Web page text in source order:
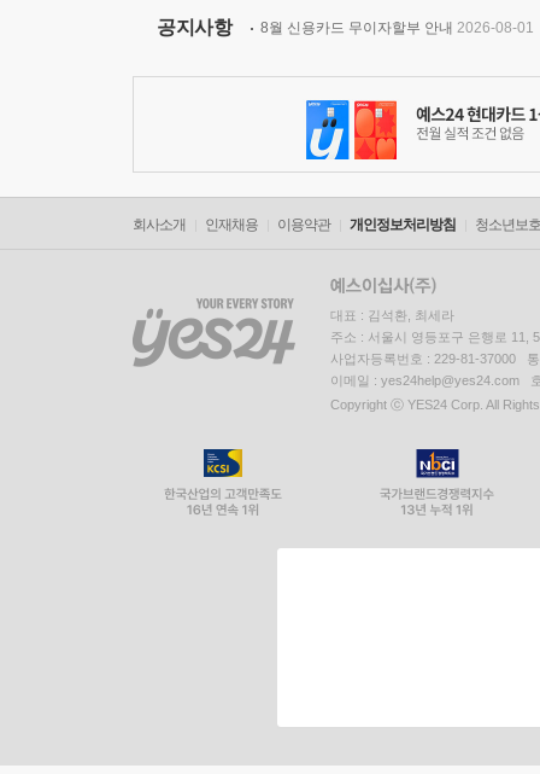
공지사항 8월 신용카드 무이자할부 안내 2026-08-01
회사소개 인재채용 이용약관 개인정보처리방침 청소년보
대표 : 김석환, 최세라
주소 : 서울시 영등포구 은행로 11,
사업자등록번호 : 229-81-37000
이메일 : yes24help@yes24.com
Copyright ⓒ YES24 Corp. All